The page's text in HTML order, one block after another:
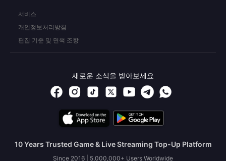
서비스
개인정보처리방침
편집 기준 및 면책 조항
새로운 소식을 받아보세요
10 Years Trusted Game & Live Streaming Top-Up Platform
Since 2016 | 5,000,000+ Users Worldwide